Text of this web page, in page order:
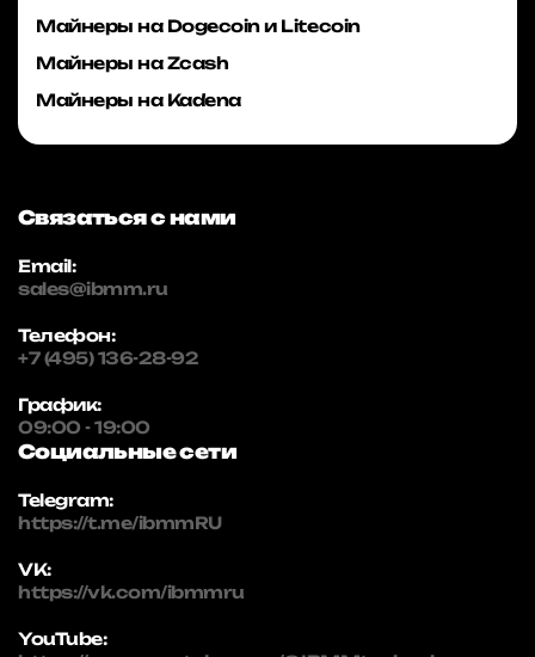
Майнеры на Dogecoin и Litecoin
Майнеры на Zcash
Майнеры на Kadena
Связаться с нами
Email:
sales@ibmm.ru
Телефон:
+7 (495) 136-28-92
График:
09:00 - 19:00
Социальные сети
Telegram:
https://t.me/ibmmRU
VK:
https://vk.com/ibmmru
YouTube: